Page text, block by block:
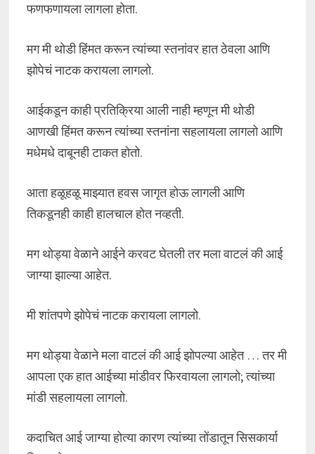
फणफणायला लागला होता.
मग मी थोडी हिंमत करून त्यांच्या स्तनांवर हात ठेवला आणि
झोपेचं नाटक करायला लागलो.
आईकडून काही प्रतिक्रिया आली नाही म्हणून मी थोडी
आणखी हिंमत करून त्यांच्या स्तनांना सहलायला लागलो आणि
मधेमधे दाबूनही टाकत होतो.
आता हळूहळू माझ्यात हवस जागृत होऊ लागली आणि
तिकडूनही काही हालचाल होत नव्हती.
मग थोड्या वेळाने आईने करवट घेतली तर मला वाटलं की आई
जाग्या झाल्या आहेत.
मी शांतपणे झोपेचं नाटक करायला लागलो.
मग थोड्या वेळाने मला वाटलं की आई झोपल्या आहेत … तर मी
आपला एक हात आईच्या मांडीवर फिरवायला लागलो; त्यांच्या
मांडी सहलायला लागलो.
कदाचित आई जाग्या होत्या कारण त्यांच्या तोंडातून सिसकार्या